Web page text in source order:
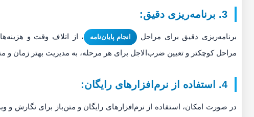
3. برنامه‌ریزی دقیق:
برنامه‌ریزی دقیق برای مراحل انجام پایان‌نامه
، از اتلاف وقت و
مراحل کوچکتر و تعیین ضرب‌الاجل برای هر مرحله، به مدیریت بهتر زمان و
4. استفاده از نرم‌افزارهای رایگان:
در صورت امکان، استفاده از نرم‌افزارهای رایگان و متن‌باز برای نگارش و